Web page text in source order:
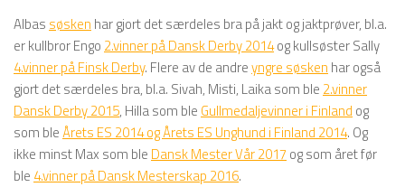
Albas søsken har gjort det særdeles bra på jakt og jaktprøver, bl.a.
er kullbror Engo 2.vinner på Dansk Derby 2014og kullsøster Sally
4.vinner på Finsk Derby. Flere av de andreyngre søsken har også
gjort det særdeles bra, bl.a. Sivah, Misti, Laika som ble 2.vinner
Dansk Derby 2015, Hilla som ble Gullmedaljevinner i Finland og
som bleÅrets ES 2014 og Årets ES Unghund i Finland 2014. Og
ikke minst Max som ble Dansk Mester Vår 2017 og som året før
ble 4.vinner på Dansk Mesterskap 2016.